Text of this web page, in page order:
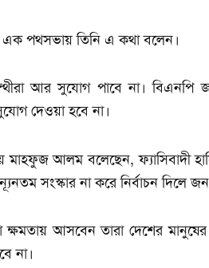
এক পথসভায় তিনি এ কথা বলেন।
আর সুযোগ পাবে না। বিএনপি
দেওয়া হবে না।
মাহফুজ আলম বলেছেন, ফ্যাসিবাদী
সংস্কার না করে নির্বাচন দিলে
ক্ষমতায় আসবেন তারা দেশের
না।